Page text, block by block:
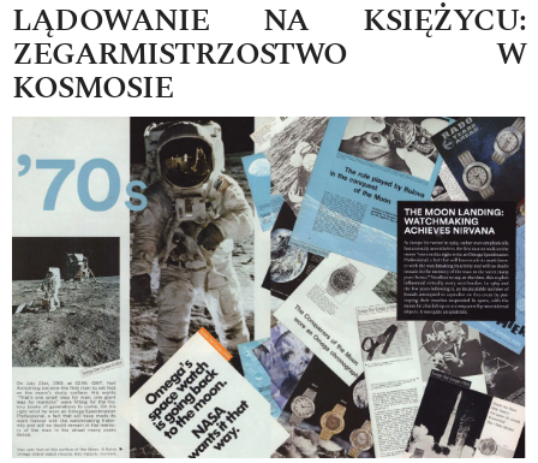
LĄDOWANIE NA KSIĘŻYCU:
ZEGARMISTRZOSTWO W
KOSMOSIE